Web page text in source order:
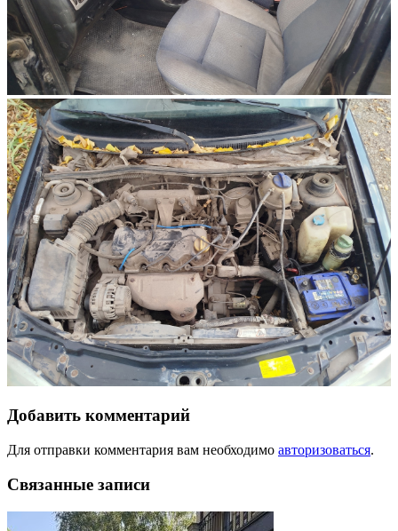
Добавить комментарий
Для отправки комментария вам необходимо авторизоваться.
Связанные записи